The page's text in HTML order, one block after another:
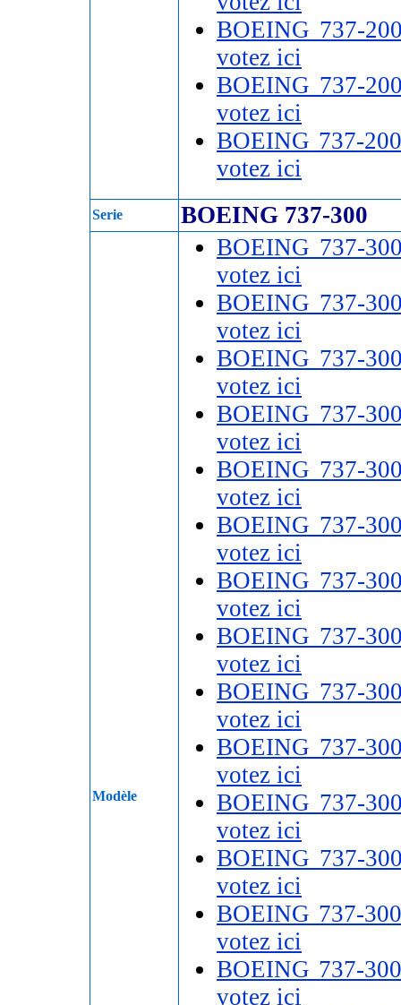
BOEING 737-
votez ici
BOEING 737-
votez ici
BOEING 737-
votez ici
Serie BOEING 737-300
Modèle
BOEING 737-
votez ici
BOEING 737-
votez ici
BOEING 737-
votez ici
BOEING 737-
votez ici
BOEING 737-
votez ici
BOEING 737-
votez ici
BOEING 737-
votez ici
BOEING 737-
votez ici
BOEING 737-
votez ici
BOEING 737-
votez ici
BOEING 737-
votez ici
BOEING 737-
votez ici
BOEING 737-
votez ici
BOEING 737-
votez ici